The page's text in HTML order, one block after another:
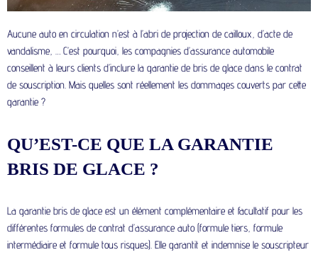
Aucune auto en circulation n’est à l’abri de projection de cailloux, d’acte de
vandalisme, … C’est pourquoi, les compagnies d’assurance automobile
conseillent à leurs clients d’inclure la garantie de bris de glace dans le contrat
de souscription. Mais quelles sont réellement les dommages couverts par cette
garantie ?
QU’EST-CE QUE LA GARANTIE
BRIS DE GLACE ?
La garantie bris de glace est un élément complémentaire et facultatif pour les
différentes formules de contrat d’assurance auto (formule tiers, formule
intermédiaire et formule tous risques). Elle garantit et indemnise le souscripteur